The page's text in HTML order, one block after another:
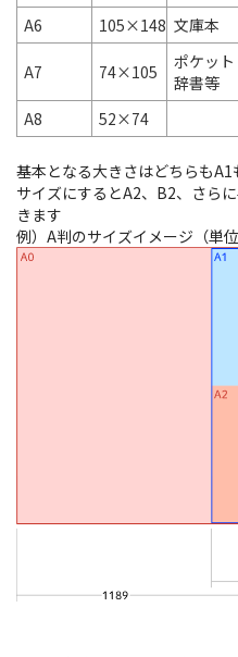
A6
105×148 文庫本
A7 74×105
ポケット
辞書等
A8 52×74
基本となる大きさはどちらも
サイズにするとA2、B2、さら
きます
例）A判のサイズイメージ（単